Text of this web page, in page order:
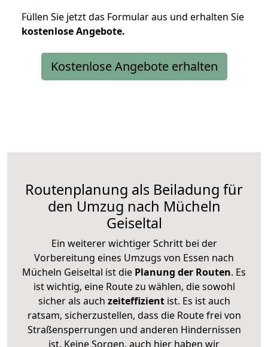
Füllen Sie jetzt das Formular aus und erhalten Sie
kostenloseAngebote.
Kostenlose Angebote erhalten
Routenplanung als Beiladung für
den Umzug nach Mücheln
Geiseltal
Ein weiterer wichtiger Schritt bei der
Vorbereitung eines Umzugs von Essen nach
Mücheln Geiseltal ist die Planung der Routen. Es
ist wichtig, eine Route zu wählen, die sowohl
sicher als auch zeiteffizientist. Es ist auch
ratsam, sicherzustellen, dass die Route frei von
Straßensperrungen und anderen Hindernissen
ist. Keine Sorgen, auch hier haben wir